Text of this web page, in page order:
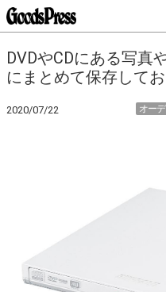
DVDやCDにある写真
にまとめて保存してお
2020/07/22 オー